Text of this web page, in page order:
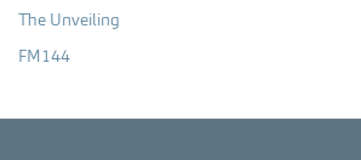
The Unveiling
FM144